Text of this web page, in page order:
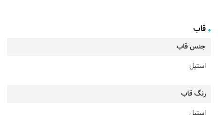
قاب
جنس قاب
استیل
رنگ قاب